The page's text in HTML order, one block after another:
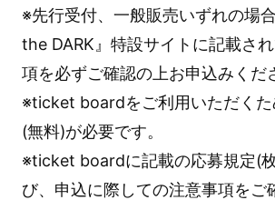
※先行受付、一般販売いずれの場
the DARK』特設サイトに記載さ
項を必ずご確認の上お申込みくだ
※ticket boardをご利用いただく
(無料)が必要です。
※ticket boardに記載の応募規定(
び、申込に際しての注意事項をご